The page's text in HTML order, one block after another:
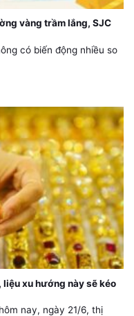
vàng trầm lắng, SJC
có biến động nhiều so
liệu xu hướng này sẽ kéo
nay, ngày 21/6, thị